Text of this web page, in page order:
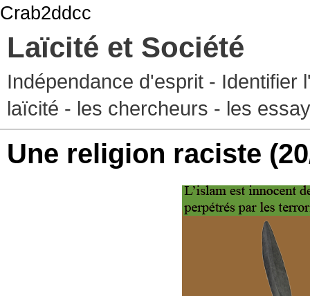
Crab2ddcc
Laïcité et Société
Indépendance d'esprit - Identifier
laïcité - les chercheurs - les
Une religion raciste